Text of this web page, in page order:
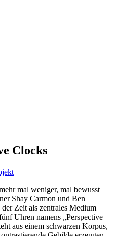
Clocks
mal weniger, mal bewusst
Shay Carmon und Ben
der Zeit als zentrales Medium
Uhren namens „Perspective
aus einem schwarzen Korpus,